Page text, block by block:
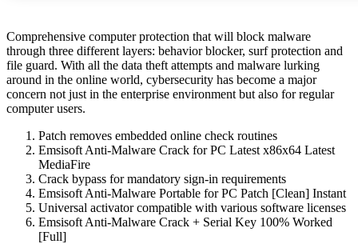
Comprehensive computer protection that will block malware
through three different layers: behavior blocker, surf protection and
file guard. With all the data theft attempts and malware lurking
around in the online world, cybersecurity has become a major
concern not just in the enterprise environment but also for regular
computer users.
Patch removes embedded online check routines
Emsisoft Anti-Malware Crack for PC Latest x86x64 Latest
MediaFire
Crack bypass for mandatory sign-in requirements
Emsisoft Anti-Malware Portable for PC Patch [Clean] Instant
Universal activator compatible with various software licenses
Emsisoft Anti-Malware Crack + Serial Key 100% Worked
[Full]